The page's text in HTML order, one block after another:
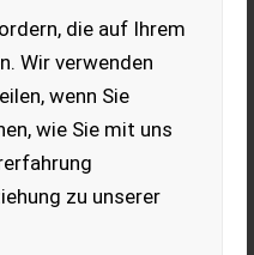
die auf Ihrem
Wir verwenden
wenn Sie
wie Sie mit uns
zu unserer
Mercedes 450 SL
gutem Zustand, mit
Wertgutachten und
kompletter History, mit V8-
Motor, Automatikgetriebe, el.
Fensterheber, usw. Wegen